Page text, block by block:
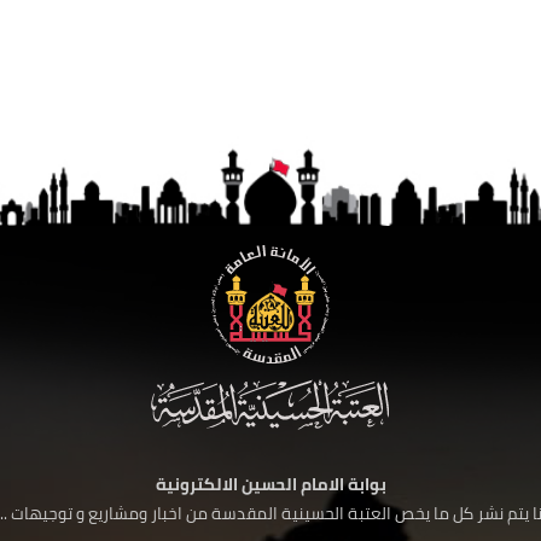
بوابة الامام الحسين الالكترونية
يتم نشر كل ما يخص العتبة الحسينية المقدسة من اخبار ومشاريع و توجيهات